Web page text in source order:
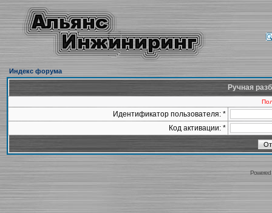
Индекс форума
Ручная
Идентификатор пользователя: *
Код активации: *